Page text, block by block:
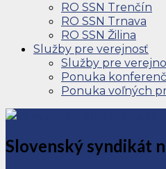
RO SSN Trenčín
RO SSN Trnava
RO SSN Žilina
Služby pre verejnosť
Služby pre
Ponuka
Ponuka voľných
Slovenský syndikát